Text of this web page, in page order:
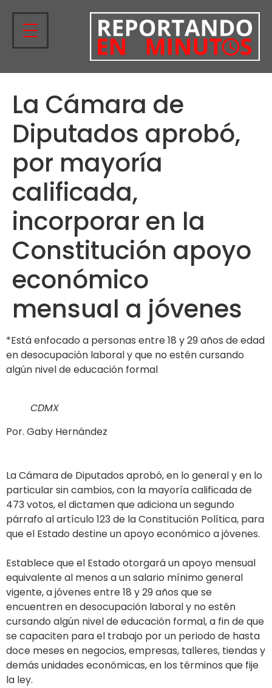
La Cámara de
Diputados aprobó,
por mayoría
calificada,
incorporar en la
Constitución apoyo
económico
mensual a jóvenes
*Está enfocado a personas entre 18 y 29 años de edad
en desocupación laboral y que no estén cursando
algún nivel de educación formal
CDMX
Por. Gaby Hernández
La Cámara de Diputados aprobó, en lo general y en lo
particular sin cambios, con la mayoría calificada de
473 votos, el dictamen que adiciona un segundo
párrafo al artículo 123 de la Constitución Política, para
que el Estado destine un apoyo económico a jóvenes.
Establece que el Estado otorgará un apoyo mensual
equivalente al menos a un salario mínimo general
vigente, a jóvenes entre 18 y 29 años que se
encuentren en desocupación laboral y no estén
cursando algún nivel de educación formal, a fin de que
se capaciten para el trabajo por un periodo de hasta
doce meses en negocios, empresas, talleres, tiendas y
demás unidades económicas, en los términos que fije
la ley.